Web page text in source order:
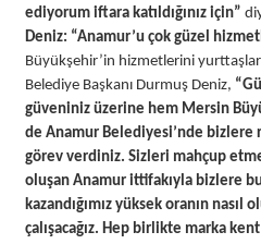
ediyorum iftara katıldığınız için”
Deniz: “Anamur’u çok güzel
Büyükşehir’in hizmetlerini
Belediye Başkanı Durmuş Deniz,
güveniniz üzerine hem Mersin
de Anamur Belediyesi’nde
görev verdiniz. Sizleri mahçup
oluşan Anamur ittifakıyla bizlere
kazandığımız yüksek oranın
çalışacağız. Hep birlikte marka